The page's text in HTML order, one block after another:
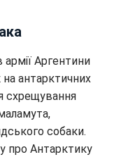
Аргентини
на антарктичних
схрещування
собаки.
про Антарктику